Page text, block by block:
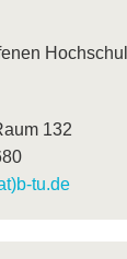
132
tu.de